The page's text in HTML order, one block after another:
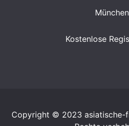
München
Kostenlose
Copyright © 2023 asiatische-